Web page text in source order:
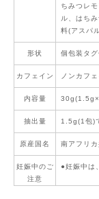
ちみつレ
ル、はち
料(アスパ
形状 個包装タ
カフェイン ノンカフェ
内容量
抽出量 1.5g(1包)
原産国名 南アフリカ
妊娠中のご
注意
●妊娠中は